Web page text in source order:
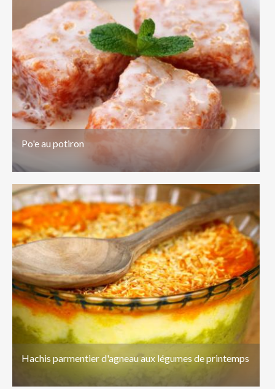
Po'e au potiron
Hachis parmentier d'agneau aux légumes de printemps